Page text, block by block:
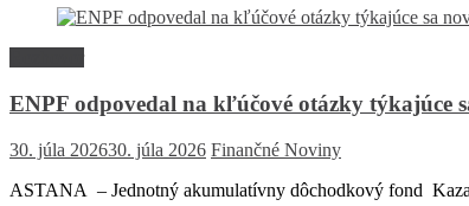
ENPF odpovedal na kľúčové otázky týkajúce
30. júla 202630. júla 2026 Finančné Noviny
ASTANA – Jednotný akumulatívny dôchodkový fond